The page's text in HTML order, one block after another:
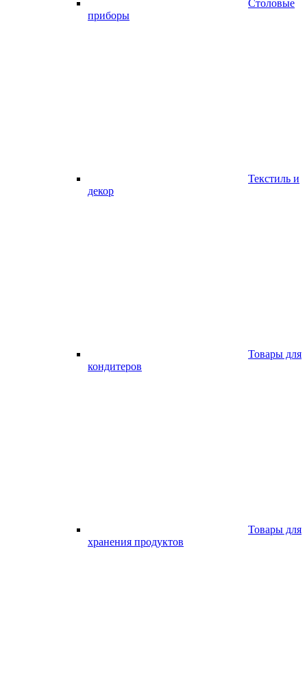
Столовые
приборы
Текстиль и
декор
Товары для
кондитеров
Товары для
хранения продуктов